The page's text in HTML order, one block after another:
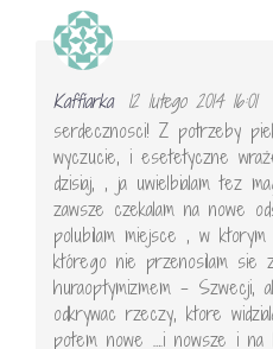
Kaffiarka
12 lutego 2014 16:01
serdecznosci! Z potrzeby
wyczucie, i esetetyczne
dzisiaj, , ja uwielbialam tez
zawsze czekalam na nowe
polubilam miejsce , w
którego nie przenosilam sie
huraoptymizmem – Szwecji,
odkrywac rzeczy, ktore
potem nowe ….i nowsze i